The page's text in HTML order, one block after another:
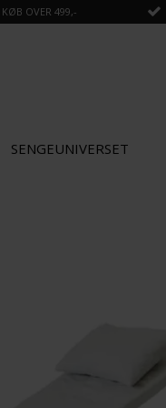
OVER 499,-
SENGEUNIVERSET